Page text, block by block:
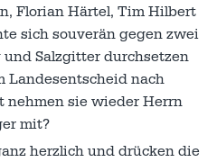
Florian Härtel, Tim Hilbert
sich souverän gegen zwei
Salzgitter durchsetzen
Landesentscheid nach
nehmen sie wieder Herrn
mit?
herzlich und drücken die